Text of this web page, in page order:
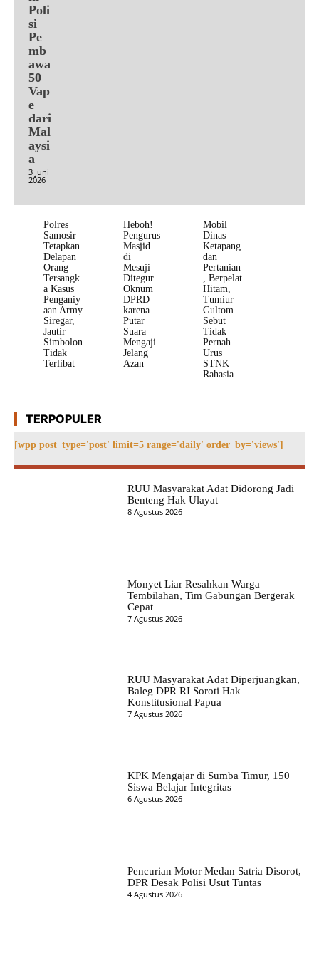
Poli
si
Pe
mb
awa
50
Vap
e
dari
Mal
aysi
a
3 Juni
2026
Polres
Samosir
Tetapkan
Delapan
Orang
Tersangk
a Kasus
Penganiy
aan Army
Siregar,
Jautir
Simbolon
Tidak
Terlibat
Heboh!
Pengurus
Masjid
di
Mesuji
Ditegur
Oknum
DPRD
karena
Putar
Suara
Mengaji
Jelang
Azan
Mobil
Dinas
Ketapang
dan
Pertanian
, Berpelat
Hitam,
Tumiur
Gultom
Sebut
Tidak
Pernah
Urus
STNK
Rahasia
TERPOPULER
[wpp post_type='post' limit=5 range='daily' order_by='views']
RUU Masyarakat Adat Didorong Jadi
Benteng Hak Ulayat
8 Agustus 2026
Monyet Liar Resahkan Warga
Tembilahan, Tim Gabungan Bergerak
Cepat
7 Agustus 2026
RUU Masyarakat Adat Diperjuangkan,
Baleg DPR RI Soroti Hak
Konstitusional Papua
7 Agustus 2026
KPK Mengajar di Sumba Timur, 150
Siswa Belajar Integritas
6 Agustus 2026
Pencurian Motor Medan Satria Disorot,
DPR Desak Polisi Usut Tuntas
4 Agustus 2026